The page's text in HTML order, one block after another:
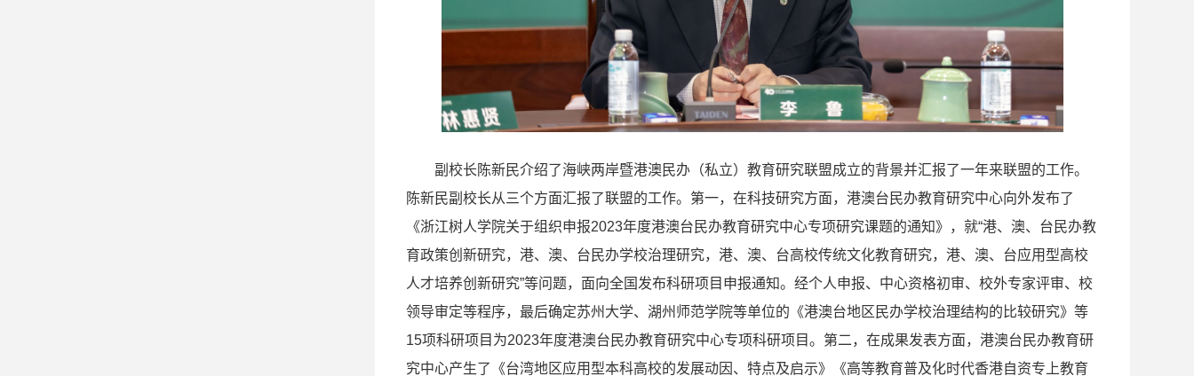
副校长陈新民介绍了海峡两岸暨港澳民办（私立）教育研究联盟成立的背景并汇报了一年来联盟的工作。
陈新民副校长从三个方面汇报了联盟的工作。第一，在科技研究方面，港澳台民办教育研究中心向外发布了
《浙江树人学院关于组织申报2023年度港澳台民办教育研究中心专项研究课题的通知》，就“港、澳、台民办教
育政策创新研究，港、澳、台民办学校治理研究，港、澳、台高校传统文化教育研究，港、澳、台应用型高校
人才培养创新研究”等问题，面向全国发布科研项目申报通知。经个人申报、中心资格初审、校外专家评审、校
领导审定等程序，最后确定苏州大学、湖州师范学院等单位的《港澳台地区民办学校治理结构的比较研究》等
15项科研项目为2023年度港澳台民办教育研究中心专项科研项目。第二，在成果发表方面，港澳台民办教育研
究中心产生了《台湾地区应用型本科高校的发展动因、特点及启示》《高等教育普及化时代香港自资专上教育